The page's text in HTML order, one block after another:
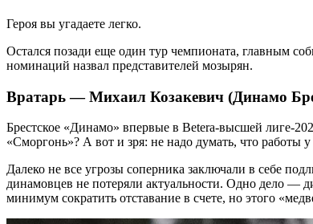
Героя вы угадаете легко.
Остался позади еще один тур чемпионата, главным
номинаций назвал представителей мозырян.
Вратарь — Михаил Козакевич (Динамо
Брестское «Динамо» впервые в Betera-высшей лиге-
«Сморгонь»? А вот и зря: не надо думать, что работы у
Далеко не все угрозы соперника заключали в себе
динамовцев не потеряли актуальности. Одно дело —
минимум сократить отставание в счете, но этого